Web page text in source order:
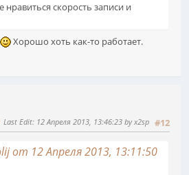
нравиться скорость записи и
Хорошо хоть как-то работает.
#12
Last Edit: 12 Апреля 2013, 13:46:23 by x2sp
от 12 Апреля 2013, 13:11:50